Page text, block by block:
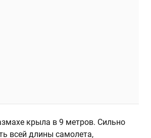
крыла в 9 метров. Сильно
всей длины самолета,